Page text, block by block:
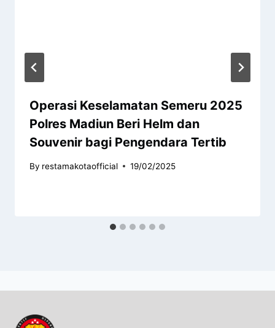
Operasi Keselamatan Semeru 2025
Polres Madiun Beri Helm dan
Souvenir bagi Pengendara Tertib
By restamakotaofficial 19/02/2025